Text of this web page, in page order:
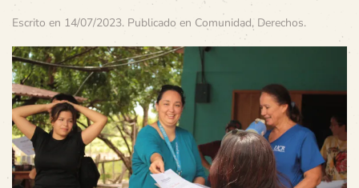
Escrito en 14/07/2023. Publicado en Comunidad, Derechos.